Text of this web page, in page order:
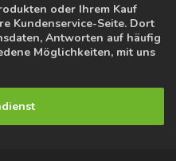
oder Ihrem Kauf
Kundenservice-Seite. Dort
Antworten auf häufig
Möglichkeiten, mit uns